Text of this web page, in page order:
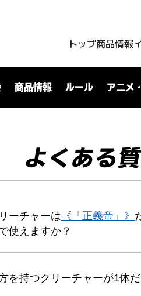
トップ商品情報
商品情報 ルール アニメ
よくある
ーチャーは 《「正義帝」》
使えますか？
を持つクリーチャーが1体